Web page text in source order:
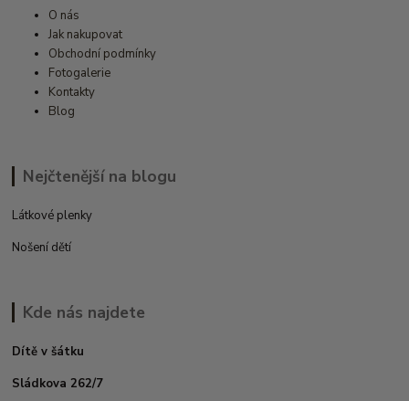
O nás
Jak nakupovat
Obchodní podmínky
Fotogalerie
Kontakty
Blog
Nejčtenější na blogu
Látkové plenky
Nošení dětí
Kde nás najdete
Dítě v šátku
Sládkova 262/7